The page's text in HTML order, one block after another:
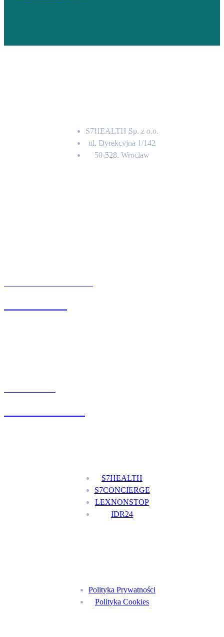
S7HEALTH Sp. z o.o.
ul. Dyrekcyjna 1/142
50-528, Wrocław
S7HEALTH
S7CONCIERGE
LEXNONSTOP
IDR24
Polityka Prywatności
Polityka Cookies